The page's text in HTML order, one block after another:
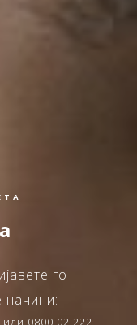
го
начини:
0800 02 222,